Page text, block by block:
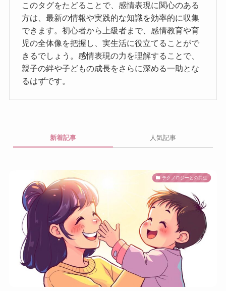
このタグをたどることで、感情表現に関心のある
方は、最新の情報や実践的な知識を効率的に収集
できます。初心者から上級者まで、感情教育や育
児の全体像を把握し、実生活に役立てることがで
きるでしょう。感情表現の力を理解することで、
親子の絆や子どもの成長をさらに深める一助とな
るはずです。
新着記事 人気記事
テクノロジーとの共生